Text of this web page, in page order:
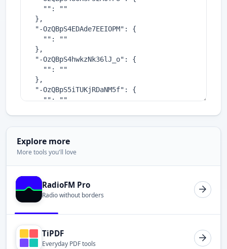
Explore more
More tools you'll love
RadioFM Pro
Radio without borders
TiPDF
Everyday PDF tools